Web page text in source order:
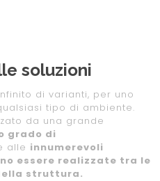
soluzioni
di varianti, per uno
tipo di ambiente.
da una grande
grado di
alle innumerevoli
essere realizzate tra le
struttura.